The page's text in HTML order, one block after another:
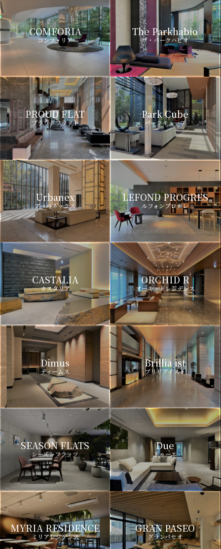
COMFORIA
コンフォリア
The Parkhabio
ザ・パークハビオ
PROUD FLAT
プラウドフラット
Park Cube
パークキューブ
Urbanex
アーバネックス
LEFOND PROGRES
ルフォンプログレ
CASTALIA
カスタリア
ORCHID R
オーキッドレジデンス
Dimus
ディームス
Brillia ist
ブリリアイスト
SEASON FLATS
シーズンフラッツ
Due
ドゥーエ
MYRIA RESIDENCE
ミリアレジデンス
GRAN PASEO
グランパセオ